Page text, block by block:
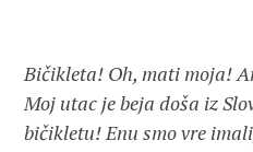
Bičikleta! Oh, mati moja!
Moj utac je beja doša iz
bičikletu! Enu smo vre